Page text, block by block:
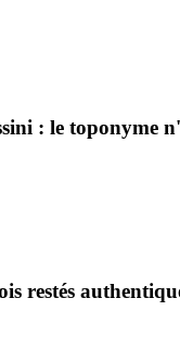
: le toponyme
restés